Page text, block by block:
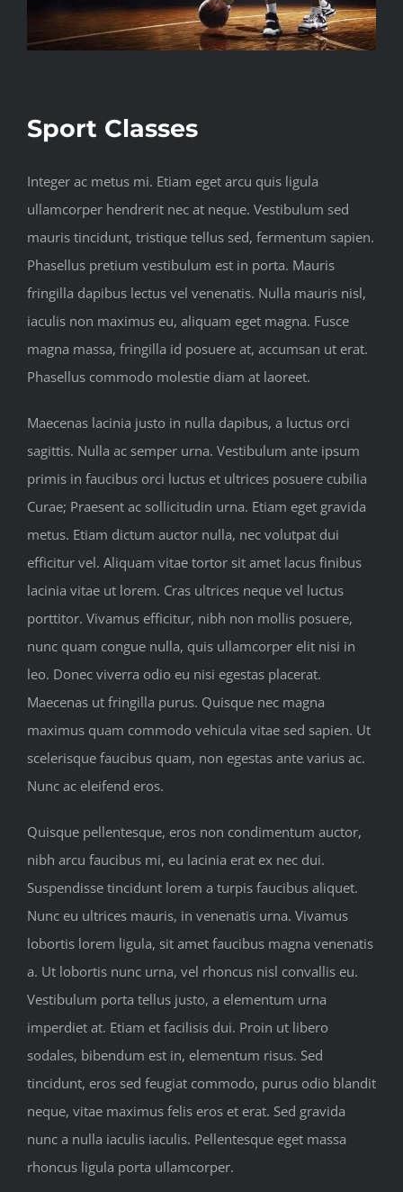
Sport Classes
Integer ac metus mi. Etiam eget arcu quis ligula
ullamcorper hendrerit nec at neque. Vestibulum sed
mauris tincidunt, tristique tellus sed, fermentum sapien.
Phasellus pretium vestibulum est in porta. Mauris
fringilla dapibus lectus vel venenatis. Nulla mauris nisl,
iaculis non maximus eu, aliquam eget magna. Fusce
magna massa, fringilla id posuere at, accumsan ut erat.
Phasellus commodo molestie diam at laoreet.
Maecenas lacinia justo in nulla dapibus, a luctus orci
sagittis. Nulla ac semper urna. Vestibulum ante ipsum
primis in faucibus orci luctus et ultrices posuere cubilia
Curae; Praesent ac sollicitudin urna. Etiam eget gravida
metus. Etiam dictum auctor nulla, nec volutpat dui
efficitur vel. Aliquam vitae tortor sit amet lacus finibus
lacinia vitae ut lorem. Cras ultrices neque vel luctus
porttitor. Vivamus efficitur, nibh non mollis posuere,
nunc quam congue nulla, quis ullamcorper elit nisi in
leo. Donec viverra odio eu nisi egestas placerat.
Maecenas ut fringilla purus. Quisque nec magna
maximus quam commodo vehicula vitae sed sapien. Ut
scelerisque faucibus quam, non egestas ante varius ac.
Nunc ac eleifend eros.
Quisque pellentesque, eros non condimentum auctor,
nibh arcu faucibus mi, eu lacinia erat ex nec dui.
Suspendisse tincidunt lorem a turpis faucibus aliquet.
Nunc eu ultrices mauris, in venenatis urna. Vivamus
lobortis lorem ligula, sit amet faucibus magna venenatis
a. Ut lobortis nunc urna, vel rhoncus nisl convallis eu.
Vestibulum porta tellus justo, a elementum urna
imperdiet at. Etiam et facilisis dui. Proin ut libero
sodales, bibendum est in, elementum risus. Sed
tincidunt, eros sed feugiat commodo, purus odio blandit
neque, vitae maximus felis eros et erat. Sed gravida
nunc a nulla iaculis iaculis. Pellentesque eget massa
rhoncus ligula porta ullamcorper.